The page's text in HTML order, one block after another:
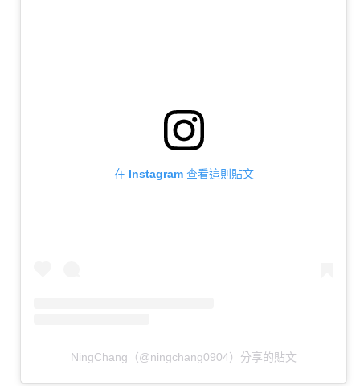
在 Instagram 查看這則貼文
NingChang（@ningchang0904）分享的貼文